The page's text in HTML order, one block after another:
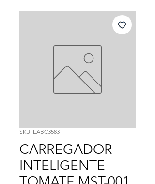
SKU: EABC3583
CARREGADOR
INTELIGENTE